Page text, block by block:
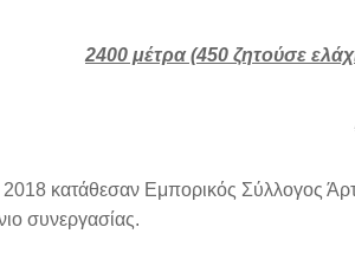
2400 μέτρα (450 ζητούσε
2018 κατάθεσαν Εμπορικός Σύλλογος
συνεργασίας.